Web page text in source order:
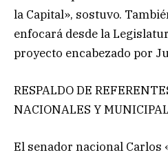
la Capital», sostuvo.
enfocará desde la
proyecto encabezado por
RESPALDO DE
NACIONALES Y
El senador nacional Carlos